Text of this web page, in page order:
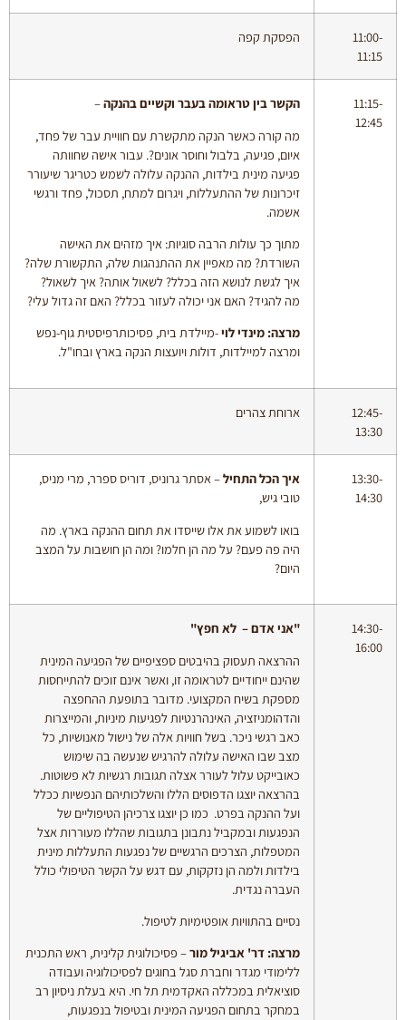
11:00-
11:15
הפסקת קפה
11:15-
12:45
הקשר בין טראומה בעבר וקשיים בהנקה–
מה קורה כאשר הנקה מתקשרת עם חוויית עבר של פחד,
איום, פגיעה, בלבול וחוסר אונים?. עבור אישה שחוותה
פגיעה מינית בילדות, ההנקה עלולה לשמש כטריגר שיעורר
זיכרונות של ההתעללות, ויגרום למתח, תסכול, פחד ורגשי
אשמה.
מתוך כך עולות הרבה סוגיות: איך מזהים את האישה
השורדת? מה מאפיין את ההתנהגות שלה, התקשורת שלה?
איך לגשת לנושא הזה בכלל? לשאול אותה? איך לשאול?
מה להגיד? האם אני יכולה לעזור בכלל? האם זה גדול עלי?
מרצה: מינדי לוי-מיילדת בית, פסיכותרפיסטית גוף-נפש
ומרצה למיילדות, דולות ויועצות הנקה בארץ ובחו"ל.
12:45-
13:30
ארוחת צהרים
13:30-
14:30
איך הכל התחיל– אסתר גרוניס, דוריס ספרר, מרי מניס,
טובי גיש,
בואו לשמוע את אלו שייסדו את תחום ההנקה בארץ. מה
היה פה פעם? על מה הן חלמו? ומה הן חושבות על המצב
היום?
14:30-
16:00
"אני אדם – לא חפץ"
ההרצאה תעסוק בהיבטים ספציפיים של הפגיעה המינית
שהינם ייחודיים לטראומה זו, ואשר אינם זוכים להתייחסות
מספקת בשיח המקצועי. מדובר בתופעת ההחפצה
והדהומניזציה, האינהרנטיות לפגיעות מיניות, והמייצרות
כאב רגשי ניכר. בשל חוויות אלה של נישול מאנושיות, כל
מצב שבו האישה עלולה להרגיש שנעשה בה שימוש
כאובייקט עלול לעורר אצלה תגובות רגשיות לא פשוטות.
בהרצאה יוצגו הדפוסים הללו והשלכותיהם הנפשיות ככלל
ועל ההנקה בפרט. כמו כן יוצגו צרכיהן הטיפוליים של
הנפגעות ובמקביל נתבונן בתגובות שהללו מעוררות אצל
המטפלות, הצרכים הרגשיים של נפגעות התעללות מינית
בילדות ולמה הן נזקקות, עם דגש על הקשר הטיפולי כולל
העברה נגדית.
נסיים בהתוויות אופטימיות לטיפול.
מרצה: דר' אביגיל מור– פסיכולוגית קלינית, ראש התכנית
ללימודי מגדר וחברת סגל בחוגים לפסיכולוגיה ועבודה
סוציאלית במכללה האקדמית תל חי. היא בעלת ניסיון רב
במחקר בתחום הפגיעה המינית ובטיפול בנפגעות,